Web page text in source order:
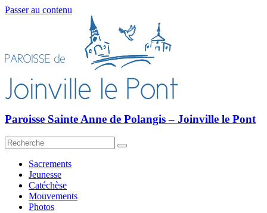
Passer au contenu
Paroisse Sainte Anne de Polangis – Joinville le Pont
Sacrements
Jeunesse
Catéchèse
Mouvements
Photos